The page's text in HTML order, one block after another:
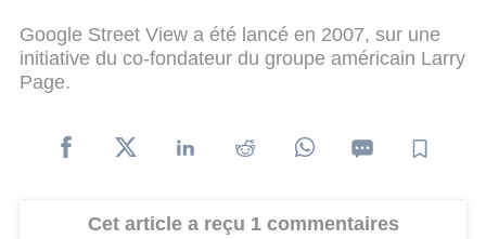
Google Street View a été lancé en 2007, sur une
initiative du co-fondateur du groupe américain Larry
Page.
Cet article a reçu 1 commentaires